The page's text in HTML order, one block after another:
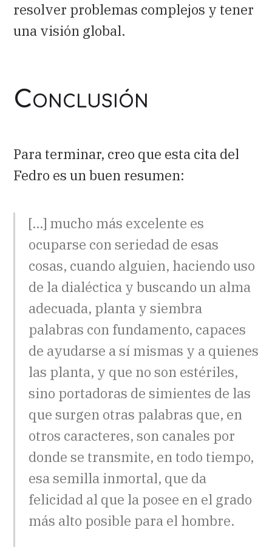
resolver problemas complejos y tener
una visión global.
Conclusión
Para terminar, creo que esta cita del
Fedro es un buen resumen:
[…] mucho más excelente es
ocuparse con seriedad de esas
cosas, cuando alguien, haciendo uso
de la dialéctica y buscando un alma
adecuada, planta y siembra
palabras con fundamento, capaces
de ayudarse a sí mismas y a quienes
las planta, y que no son estériles,
sino portadoras de simientes de las
que surgen otras palabras que, en
otros caracteres, son canales por
donde se transmite, en todo tiempo,
esa semilla inmortal, que da
felicidad al que la posee en el grado
más alto posible para el hombre.